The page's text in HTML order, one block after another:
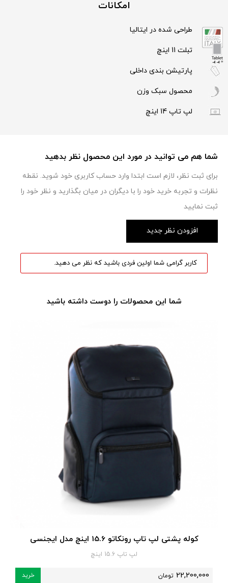
امکانات
طراحی شده در ایتالیا
تبلت 11 اینچ
پارتیشن بندی داخلی
محصول سبک وزن
لپ تاپ 14 اینچ
شما هم می توانید در مورد این محصول نظر بدهید
برای ثبت نظر، لازم است ابتدا وارد حساب کاربری خود شوید. نقطه
نظرات و تجربه خرید خود را با دیگران در میان بگذارید و نظر خود را
ثبت نمایید
افزودن نظر جدید
کاربر گرامی شما اولین فردی باشید که نظر می دهید.
شما این محصولات را دوست داشته باشید
کوله پشتی لپ تاپ رونکاتو 15.6 اینچ مدل ایجنسی
لپ تاپ 15.6 اینچ
22,200,000 تومان خرید